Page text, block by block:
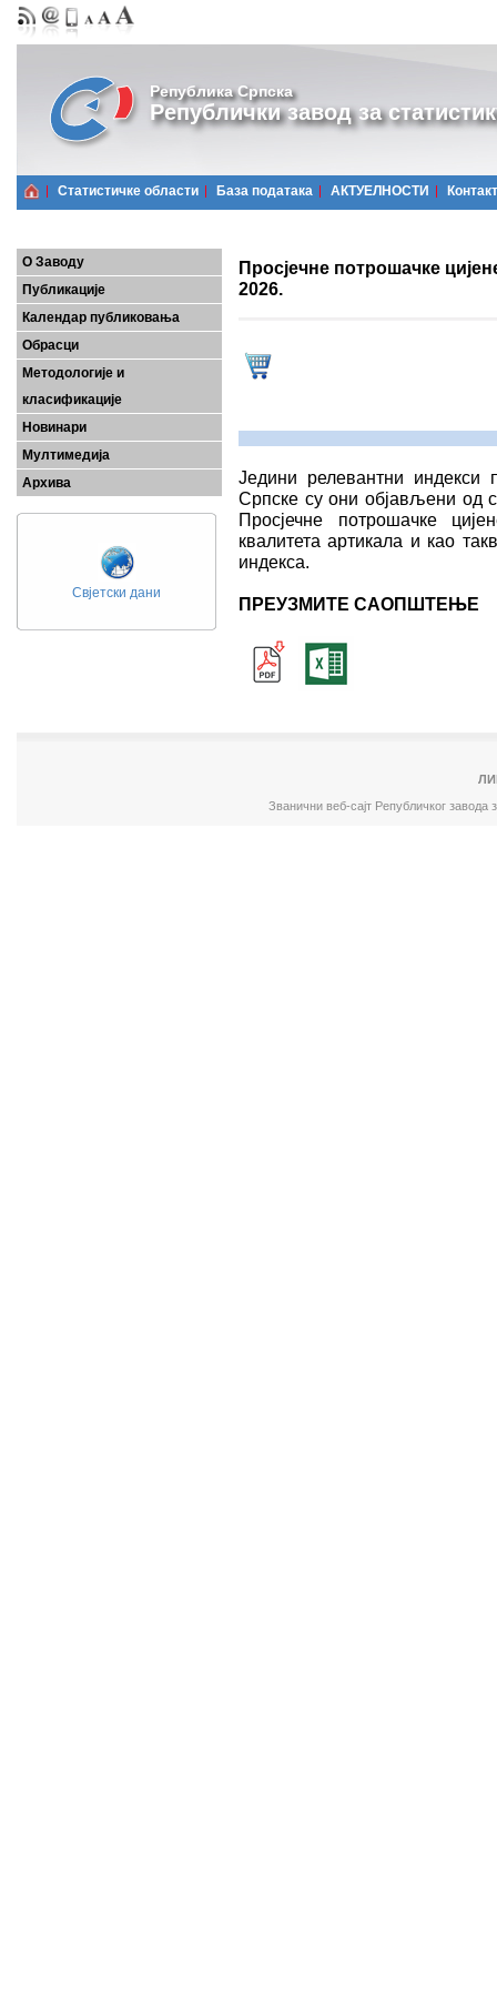
Република Српска
Републички завод за
Статистичке области Базa података АКТУЕЛНОСТИ Контакт
О Заводу
Публикације
Календар публиковања
Обрасци
Методологије и
класификације
Новинари
Мултимедија
Архива
Свјетски дани
Просјечне потрошачке
2026.
Једини релевантни индекси
Српске су они објављени од
Просјечне потрошачке
квалитета артикала и као
индекса.
ПРЕУЗМИТЕ САОПШТЕЊЕ
Званични веб-сајт Републичког